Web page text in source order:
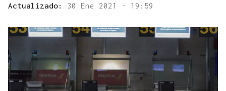
Actualizado: 30 Ene 2021 - 19:59